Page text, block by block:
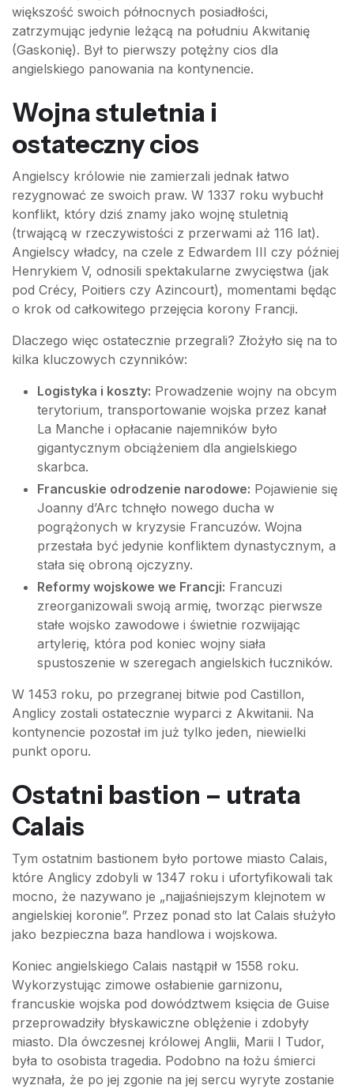
większość swoich północnych posiadłości,
zatrzymując jedynie leżącą na południu Akwitanię
(Gaskonię). Był to pierwszy potężny cios dla
angielskiego panowania na kontynencie.
Wojna stuletnia i
ostateczny cios
Angielscy królowie nie zamierzali jednak łatwo
rezygnować ze swoich praw. W 1337 roku wybuchł
konflikt, który dziś znamy jako wojnę stuletnią
(trwającą w rzeczywistości z przerwami aż 116 lat).
Angielscy władcy, na czele z Edwardem III czy później
Henrykiem V, odnosili spektakularne zwycięstwa (jak
pod Crécy, Poitiers czy Azincourt), momentami będąc
o krok od całkowitego przejęcia korony Francji.
Dlaczego więc ostatecznie przegrali? Złożyło się na to
kilka kluczowych czynników:
Logistyka i koszty: Prowadzenie wojny na obcym
terytorium, transportowanie wojska przez kanał
La Manche i opłacanie najemników było
gigantycznym obciążeniem dla angielskiego
skarbca.
Francuskie odrodzenie narodowe: Pojawienie się
Joanny d’Arc tchnęło nowego ducha w
pogrążonych w kryzysie Francuzów. Wojna
przestała być jedynie konfliktem dynastycznym, a
stała się obroną ojczyzny.
Reformy wojskowe we Francji: Francuzi
zreorganizowali swoją armię, tworząc pierwsze
stałe wojsko zawodowe i świetnie rozwijając
artylerię, która pod koniec wojny siała
spustoszenie w szeregach angielskich łuczników.
W 1453 roku, po przegranej bitwie pod Castillon,
Anglicy zostali ostatecznie wyparci z Akwitanii. Na
kontynencie pozostał im już tylko jeden, niewielki
punkt oporu.
Ostatni bastion – utrata
Calais
Tym ostatnim bastionem było portowe miasto Calais,
które Anglicy zdobyli w 1347 roku i ufortyfikowali tak
mocno, że nazywano je „najjaśniejszym klejnotem w
angielskiej koronie”. Przez ponad sto lat Calais służyło
jako bezpieczna baza handlowa i wojskowa.
Koniec angielskiego Calais nastąpił w 1558 roku.
Wykorzystując zimowe osłabienie garnizonu,
francuskie wojska pod dowództwem księcia de Guise
przeprowadziły błyskawiczne oblężenie i zdobyły
miasto. Dla ówczesnej królowej Anglii, Marii I Tudor,
była to osobista tragedia. Podobno na łożu śmierci
wyznała, że po jej zgonie na jej sercu wyryte zostanie